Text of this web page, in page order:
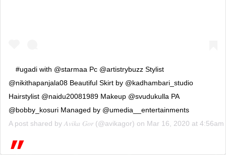
#ugadi with @starmaa Pc @artistrybuzz Stylist
@nikithapanjala08 Beautiful Skirt by @kadhambari_studio
Hairstylist @naidu20081989 Makeup @svudukulla PA
@bobby_kosuri Managed by @umedia__entertainments
A post shared by 𝐴𝑣𝑖𝑘𝑎 𝐺𝑜𝑟(@avikagor) on Mar 16, 2020 at 4:56am